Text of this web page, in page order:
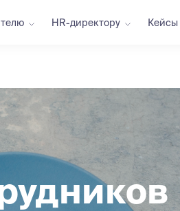
HR-директору Кейсы